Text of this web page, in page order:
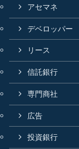
アセマネ
デベロッパー
リース
信託銀行
専門商社
広告
投資銀行